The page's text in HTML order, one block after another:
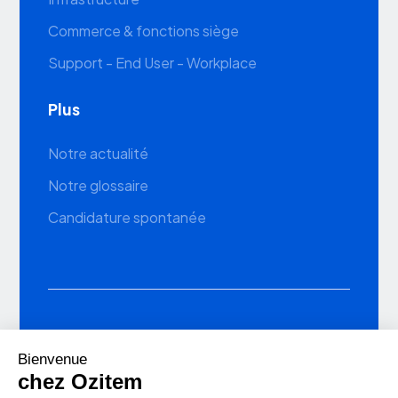
Commerce & fonctions siège
Support - End User - Workplace
Plus
Notre actualité
Notre glossaire
Candidature spontanée